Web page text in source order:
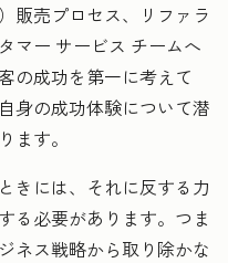
販売プロセス、リファラ
マー サービス チームへ
の成功を第一に考えて
身の成功体験について潜
ます。
きには、それに反する力
る必要があります。つま
ネス戦略から取り除かな